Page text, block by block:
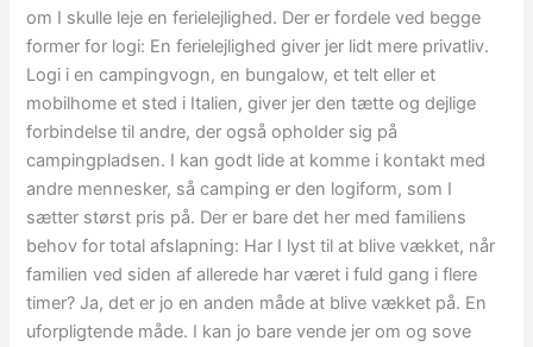
om I skulle leje en ferielejlighed. Der er fordele ved begge
former for logi: En ferielejlighed giver jer lidt mere privatliv.
Logi i en campingvogn, en bungalow, et telt eller et
mobilhome et sted i Italien, giver jer den tætte og dejlige
forbindelse til andre, der også opholder sig på
campingpladsen. I kan godt lide at komme i kontakt med
andre mennesker, så camping er den logiform, som I
sætter størst pris på. Der er bare det her med familiens
behov for total afslapning: Har I lyst til at blive vækket, når
familien ved siden af allerede har været i fuld gang i flere
timer? Ja, det er jo en anden måde at blive vækket på. En
uforpligtende måde. I kan jo bare vende jer om og sove